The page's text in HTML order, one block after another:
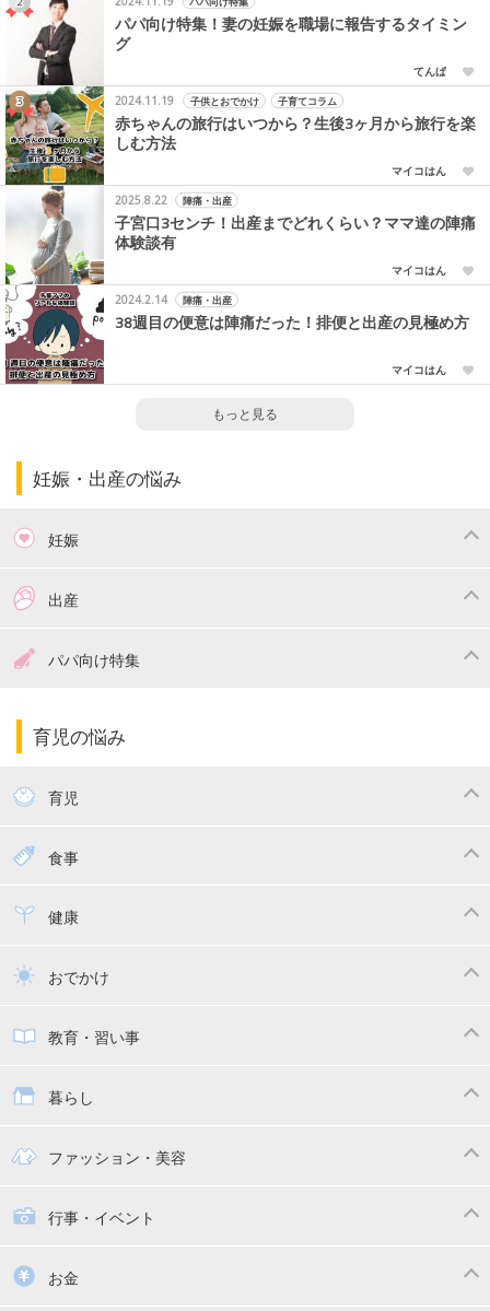
パパ向け特集！妻の妊娠を職場に報告するタイミン
グ
てんぱ
2024.11.19
子供とおでかけ 子育てコラム
赤ちゃんの旅行はいつから？生後3ヶ月から旅行を楽
しむ方法
マイコはん
2025.8.22
陣痛・出産
子宮口3センチ！出産までどれくらい？ママ達の陣痛
体験談有
マイコはん
2024.2.14
陣痛・出産
38週目の便意は陣痛だった！排便と出産の見極め方
マイコはん
もっと見る
妊娠・出産の悩み
妊娠
つわり
妊娠中の食事
出産
出産準備パパ向け特集
パパ向け特集
育児の悩み
育児
赤ちゃんのお世話
寝かしつけ
トイトレ
食事
離乳食健康
乳幼児健診・予防接種
おでかけ
子供とおでかけ
抱っこ紐
教育・習い事
教育・習い事
幼稚園
絵本
暮らし
ママの日常
家族関係・夫婦関係
掃除
ファッション・美容
子供の服・ファッション
行事・イベント
漫画 お金